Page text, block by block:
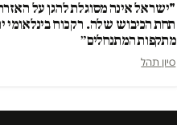
"ישראל אינה מסוגלת להגן על
תחת הכיבוש שלה. רק כוח בינלאומי
מתקפות המתנחלים״
סיון תהל